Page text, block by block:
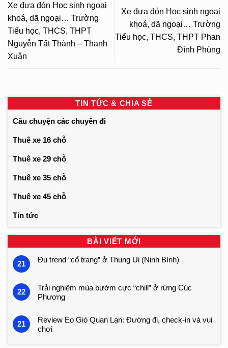
Xe đưa đón Học sinh ngoại
khoá, dã ngoại… Trường
Tiểu học, THCS, THPT
Nguyễn Tất Thành – Thanh
Xuân
Xe đưa đón Học sinh ngoại
khoá, dã ngoại… Trường
Tiểu học, THCS, THPT Phan
Đình Phùng
TIN TỨC & CHIA SẺ
Câu chuyện các chuyến đi
Thuê xe 16 chỗ
Thuê xe 29 chỗ
Thuê xe 35 chỗ
Thuê xe 45 chỗ
Tin tức
BÀI VIẾT MỚI
21 Đu trend “cổ trang” ở Thung Ui (Ninh Bình)
22
Trải nghiệm mùa bướm cực “chill” ở rừng Cúc
Phương
21
Review Eo Gió Quan Lạn: Đường đi, check-in và vui
chơi